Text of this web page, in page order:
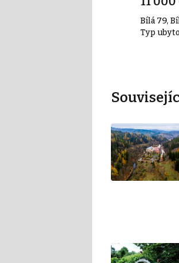
Bílá 79,
Typ